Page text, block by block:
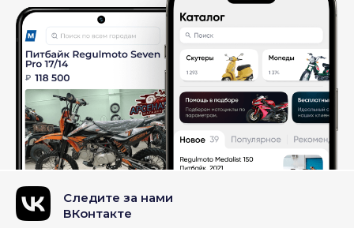
Следите за нами
ВКонтакте